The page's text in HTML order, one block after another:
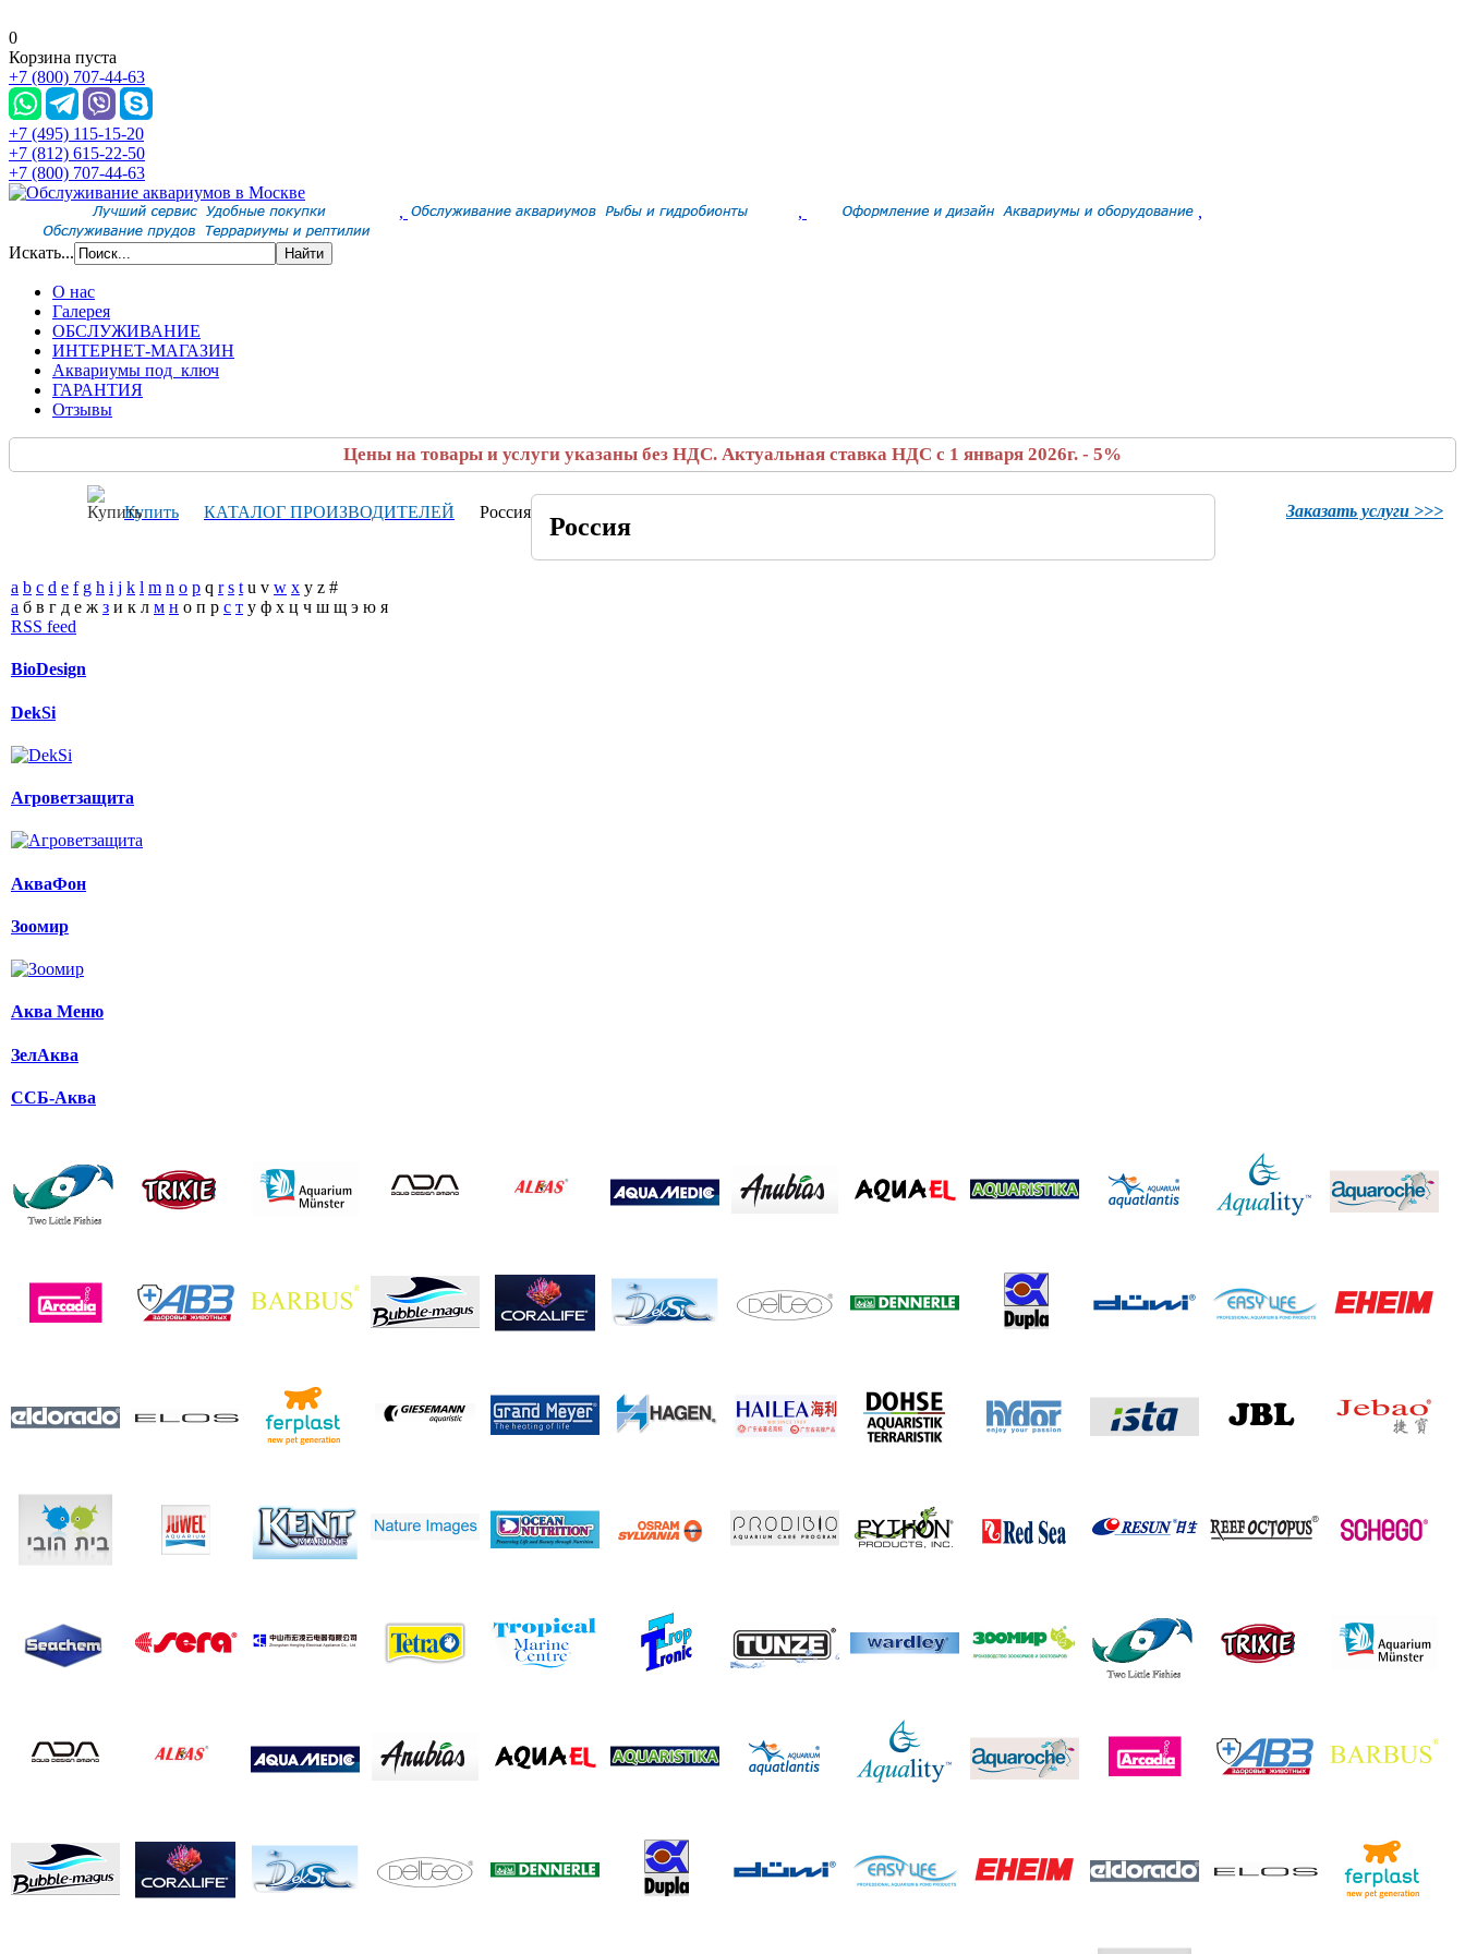
0
Корзина пуста
+7 (800) 707-44-63
+7 (495) 115-15-20
+7 (812) 615-22-50
+7 (800) 707-44-63
, , ,
Искать...
О нас
Галерея
ОБСЛУЖИВАНИЕ
ИНТЕРНЕТ-МАГАЗИН
Аквариумы под ключ
ГАРАНТИЯ
Отзывы
Цены на товары и услуги указаны без НДС. Актуальная ставка НДС с 1 января 2026г. - 5%
Купить КАТАЛОГ ПРОИЗВОДИТЕЛЕЙ Россия Заказать услуги >>>
Россия
a b c d e f g h i j k l m n o p q r s t u v w x y z #
а б в г д е ж з и к л м н о п р с т у ф х ц ч ш щ э ю я
RSS feed
BioDesign
DekSi
Агроветзащита
АкваФон
Зоомир
Аква Меню
ЗелАква
ССБ-Аква